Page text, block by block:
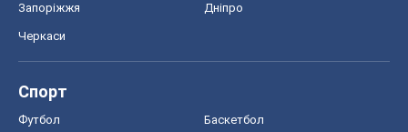
Запоріжжя Дніпро
Черкаси
Спорт
Футбол Баскетбол